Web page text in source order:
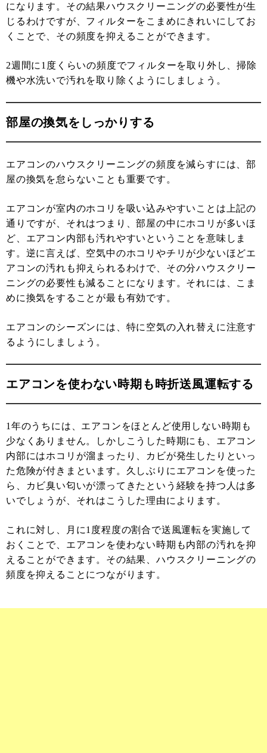
になります。その結果ハウスクリーニングの必要性が生
じるわけですが、フィルターをこまめにきれいにしてお
くことで、その頻度を抑えることができます。
2週間に1度くらいの頻度でフィルターを取り外し、掃除
機や水洗いで汚れを取り除くようにしましょう。
部屋の換気をしっかりする
エアコンのハウスクリーニングの頻度を減らすには、部
屋の換気を怠らないことも重要です。
エアコンが室内のホコリを吸い込みやすいことは上記の
通りですが、それはつまり、部屋の中にホコリが多いほ
ど、エアコン内部も汚れやすいということを意味しま
す。逆に言えば、空気中のホコリやチリが少ないほどエ
アコンの汚れも抑えられるわけで、その分ハウスクリー
ニングの必要性も減ることになります。それには、こま
めに換気をすることが最も有効です。
エアコンのシーズンには、特に空気の入れ替えに注意す
るようにしましょう。
エアコンを使わない時期も時折送風運転する
1年のうちには、エアコンをほとんど使用しない時期も
少なくありません。しかしこうした時期にも、エアコン
内部にはホコリが溜まったり、カビが発生したりといっ
た危険が付きまといます。久しぶりにエアコンを使った
ら、カビ臭い匂いが漂ってきたという経験を持つ人は多
いでしょうが、それはこうした理由によります。
これに対し、月に1度程度の割合で送風運転を実施して
おくことで、エアコンを使わない時期も内部の汚れを抑
えることができます。その結果、ハウスクリーニングの
頻度を抑えることにつながります。